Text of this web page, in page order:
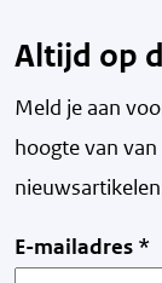
Altijd op
Meld je aan
hoogte van v
E-mailadres *